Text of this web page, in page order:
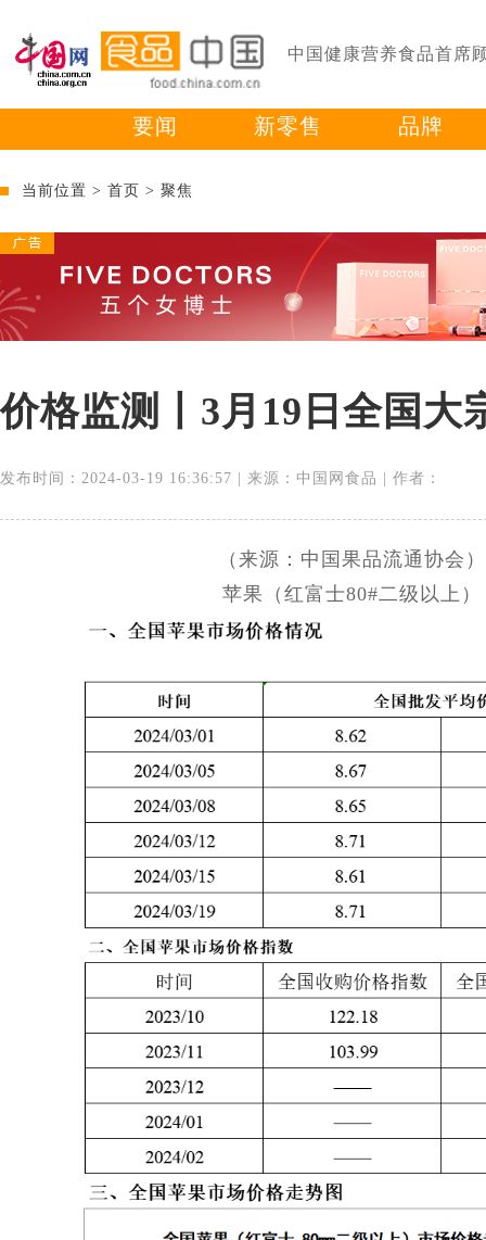
中国健康营养食品首席
要闻 新零售 品牌
当前位置 > 首页 > 聚焦
价格监测丨3月19日全国大
发布时间：2024-03-19 16:36:57 | 来源：中国网食品 | 作者：
（来源：中国果品流通协会）
苹果（红富士80#二级以上）